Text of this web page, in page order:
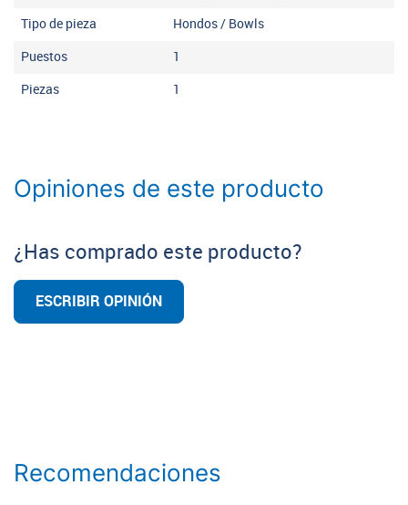
Tipo de pieza Hondos / Bowls
Puestos 1
Piezas 1
Opiniones de este producto
¿Has comprado este producto?
ESCRIBIR OPINIÓN
Recomendaciones